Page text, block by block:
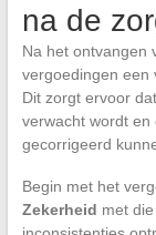
na de
Na het ontvangen
vergoedingen een
Dit zorgt ervoor
verwacht wordt en
gecorrigeerd
Begin met het
Zekerheid met